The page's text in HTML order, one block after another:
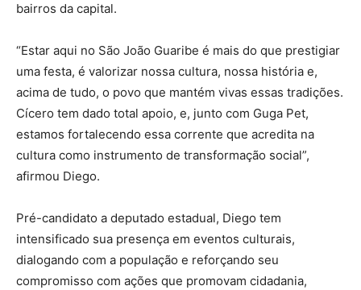
bairros da capital.
“Estar aqui no São João Guaribe é mais do que prestigiar
uma festa, é valorizar nossa cultura, nossa história e,
acima de tudo, o povo que mantém vivas essas tradições.
Cícero tem dado total apoio, e, junto com Guga Pet,
estamos fortalecendo essa corrente que acredita na
cultura como instrumento de transformação social”,
afirmou Diego.
Pré-candidato a deputado estadual, Diego tem
intensificado sua presença em eventos culturais,
dialogando com a população e reforçando seu
compromisso com ações que promovam cidadania,